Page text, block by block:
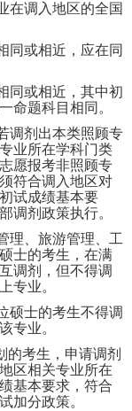
在调入地区的全国
同或相近，应在同
同或相近，其中初
命题科目相同。
调剂出本类照顾专
业所在学科门类
愿报考非照顾专
符合调入地区对
试成绩基本要
调剂政策执行。
理、旅游管理、工
士的考生，在满
调剂，但不得调
专业。
硕士的考生不得调
专业。
的考生，申请调剂
区相关专业所在
基本要求，符合
加分政策。